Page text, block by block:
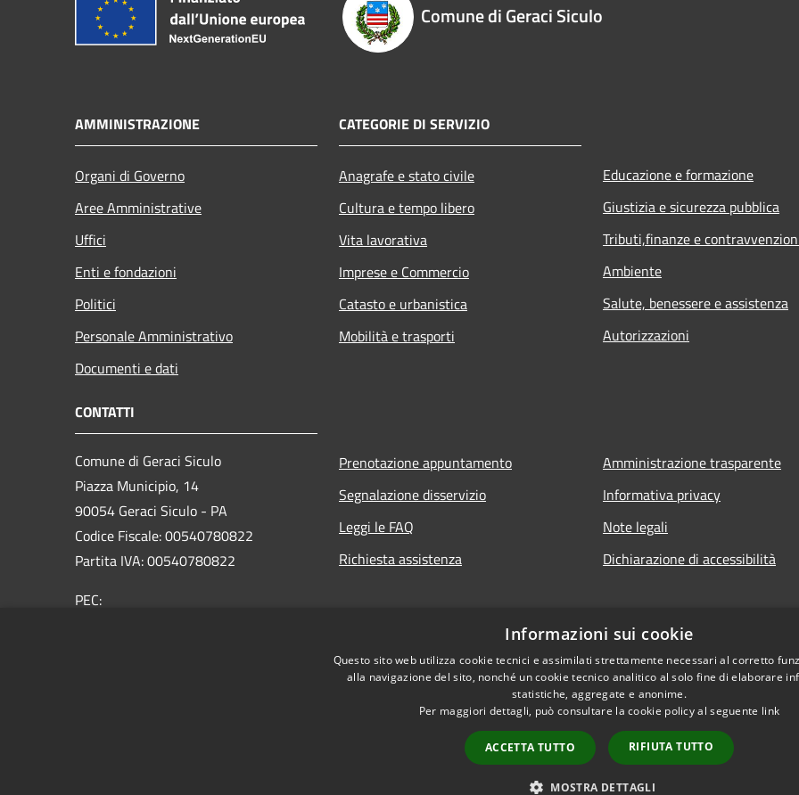
Comune di Geraci Siculo
AMMINISTRAZIONE
Organi di Governo
Aree Amministrative
Uffici
Enti e fondazioni
Politici
Personale Amministrativo
Documenti e dati
CATEGORIE DI SERVIZIO
Anagrafe e stato civile
Cultura e tempo libero
Vita lavorativa
Imprese e Commercio
Catasto e urbanistica
Mobilità e trasporti
Educazione e formazione
Giustizia e sicurezza pubblica
Tributi,finanze e
Ambiente
Salute, benessere e assistenza
Autorizzazioni
CONTATTI
Comune di Geraci Siculo
Piazza Municipio, 14
90054 Geraci Siculo - PA
Codice Fiscale: 00540780822
Partita IVA: 00540780822
PEC:
Prenotazione appuntamento
Segnalazione disservizio
Leggi le FAQ
Richiesta assistenza
Amministrazione trasparente
Informativa privacy
Note legali
Dichiarazione di accessibilità
Copyright © 2026 •
Informazioni sui cookie
Questo sito web utilizza cookie tecnici e assimilati strettamente necessari al corretto
alla navigazione del sito, nonché un cookie tecnico analitico al solo fine di elaborare
statistiche, aggregate e anonime.
Per maggiori dettagli, può consultare la cookie policy al seguente link
ACCETTA TUTTO RIFIUTA TUTTO
MOSTRA DETTAGLI